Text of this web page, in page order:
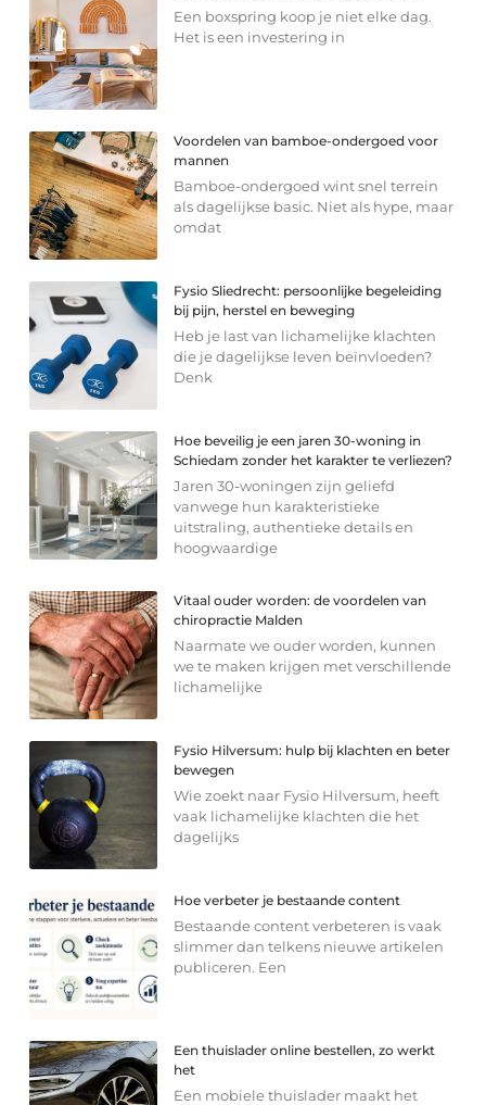
Een boxspring koop je niet elke dag.
Het is een investering in
Voordelen van bamboe-ondergoed voor
mannen
Bamboe-ondergoed wint snel terrein
als dagelijkse basic. Niet als hype, maar
omdat
Fysio Sliedrecht: persoonlijke begeleiding
bij pijn, herstel en beweging
Heb je last van lichamelijke klachten
die je dagelijkse leven beïnvloeden?
Denk
Hoe beveilig je een jaren 30-woning in
Schiedam zonder het karakter te verliezen?
Jaren 30-woningen zijn geliefd
vanwege hun karakteristieke
uitstraling, authentieke details en
hoogwaardige
Vitaal ouder worden: de voordelen van
chiropractie Malden
Naarmate we ouder worden, kunnen
we te maken krijgen met verschillende
lichamelijke
Fysio Hilversum: hulp bij klachten en beter
bewegen
Wie zoekt naar Fysio Hilversum, heeft
vaak lichamelijke klachten die het
dagelijks
Hoe verbeter je bestaande content
Bestaande content verbeteren is vaak
slimmer dan telkens nieuwe artikelen
publiceren. Een
Een thuislader online bestellen, zo werkt
het
Een mobiele thuislader maakt het